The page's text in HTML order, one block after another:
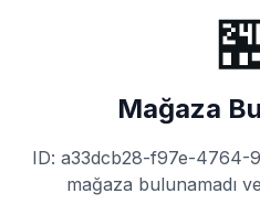
Mağaza
ID: a33dcb28-f97e-4764-
mağaza bulunamadı